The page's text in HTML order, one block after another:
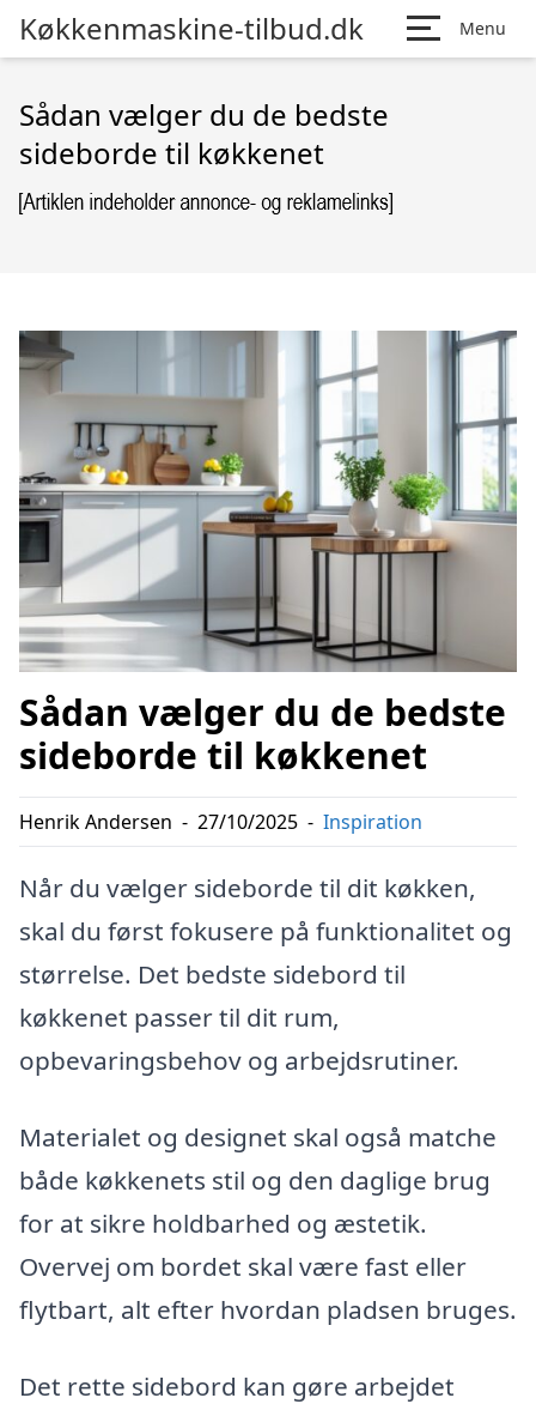
Køkkenmaskine-tilbud.dk Menu
Sådan vælger du de bedste
sideborde til køkkenet
Sådan vælger du de bedste
sideborde til køkkenet
Henrik Andersen - 27/10/2025 - Inspiration
Når du vælger sideborde til dit køkken,
skal du først fokusere på funktionalitet og
størrelse. Det bedste sidebord til
køkkenet passer til dit rum,
opbevaringsbehov og arbejdsrutiner.
Materialet og designet skal også matche
både køkkenets stil og den daglige brug
for at sikre holdbarhed og æstetik.
Overvej om bordet skal være fast eller
flytbart, alt efter hvordan pladsen bruges.
Det rette sidebord kan gøre arbejdet